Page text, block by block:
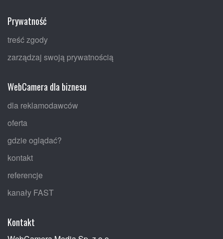
Prywatność
treść zgody
zarządzaj swoją prywatnością
WebCamera dla biznesu
dla reklamodawców
oferta
gdzie oglądać?
kontakt
referencje
kanały FAST
Kontakt